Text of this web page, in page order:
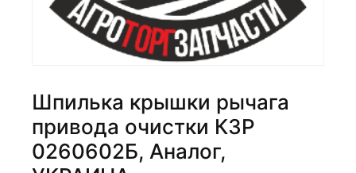
Шпилька крышки рычага
привода очистки КЗР
0260602Б, Аналог,